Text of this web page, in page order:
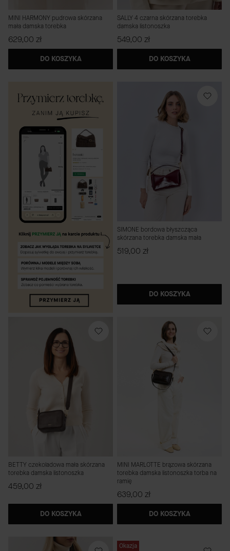
MINI HARMONY pudrowa skórzana
mała damska torebka
Cena
629,00 zł
DO KOSZYKA
SALLY 4 czarna skórzana torebka
damska listonoszka
Cena
549,00 zł
DO KOSZYKA
SIMONE bordowa błyszcząca
skórzana torebka damska mała
Cena
519,00 zł
DO KOSZYKA
BETTY czekoladowa mała skórzana
torebka damska listonoszka
Cena
459,00 zł
DO KOSZYKA
MINI MARLOTTE brązowa skórzana
torebka damska listonoszka torba na
ramię
Cena
639,00 zł
DO KOSZYKA
Okazja